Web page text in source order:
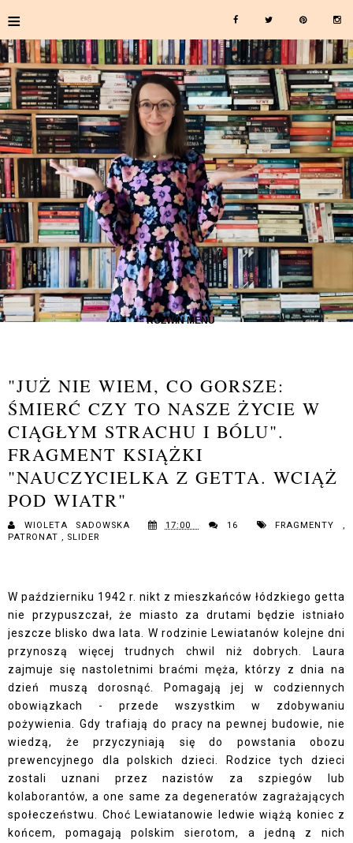
≡
≡ ROZWIŃ MENU
"JUŻ NIE WIEM, CO GORSZE:
ŚMIERĆ CZY TO NASZE ŻYCIE W
CIĄGŁYM STRACHU I BÓLU".
FRAGMENT KSIĄŻKI
"NAUCZYCIELKA Z GETTA. WCIĄŻ
POD WIATR"
WIOLETA SADOWSKA 17:00 16 FRAGMENTY,
PATRONAT , SLIDER
W październiku 1942 r. nikt z mieszkańców łódzkiego getta
nie przypuszczał, że miasto za drutami będzie istniało
jeszcze blisko dwa lata. W rodzinie Lewiatanów kolejne dni
przynoszą więcej trudnych chwil niż dobrych. Laura
zajmuje się nastoletnimi braćmi męża, którzy z dnia na
dzień muszą dorosnąć. Pomagają jej w codziennych
obowiązkach - przede wszystkim w zdobywaniu
pożywienia. Gdy trafiają do pracy na pewnej budowie, nie
wiedzą, że przyczyniają się do powstania obozu
prewencyjnego dla polskich dzieci. Rodzice tych dzieci
zostali uznani przez nazistów za szpiegów lub
kolaborantów, a one same za degeneratów zagrażających
społeczeństwu. Choć Lewiatanowie ledwie wiążą koniec z
końcem, pomagają polskim sierotom, a jedną z nich